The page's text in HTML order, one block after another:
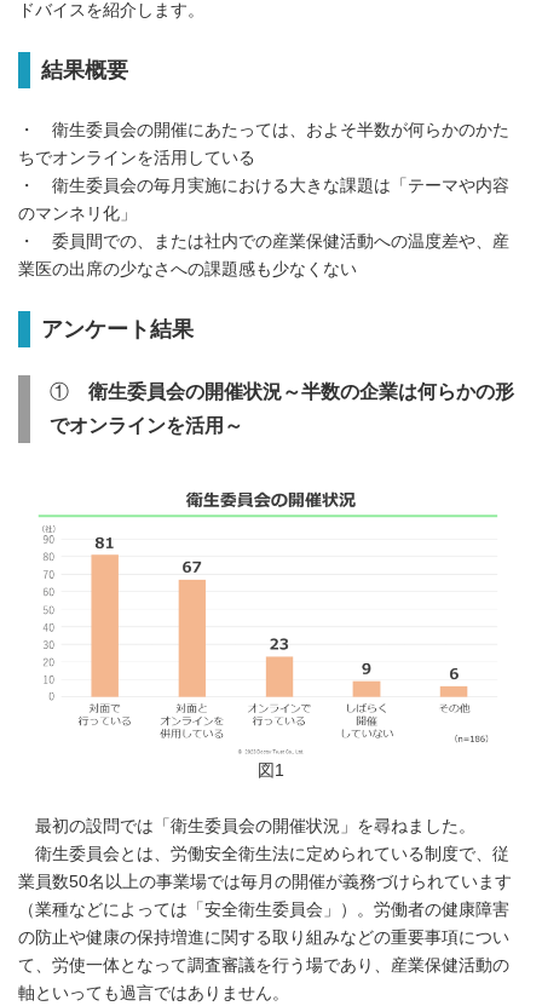
ドバイスを紹介します。
結果概要
・ 衛生委員会の開催にあたっては、およそ半数が何らかのかた
ちでオンラインを活用している
・ 衛生委員会の毎月実施における大きな課題は「テーマや内容
のマンネリ化」
・ 委員間での、または社内での産業保健活動への温度差や、産
業医の出席の少なさへの課題感も少なくない
アンケート結果
① 衛生委員会の開催状況～半数の企業は何らかの形
でオンラインを活用～
図1
最初の設問では「衛生委員会の開催状況」を尋ねました。
衛生委員会とは、労働安全衛生法に定められている制度で、従
業員数50名以上の事業場では毎月の開催が義務づけられています
（業種などによっては「安全衛生委員会」）。労働者の健康障害
の防止や健康の保持増進に関する取り組みなどの重要事項につい
て、労使一体となって調査審議を行う場であり、産業保健活動の
軸といっても過言ではありません。